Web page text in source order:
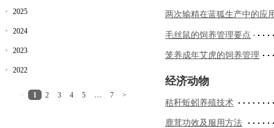
2025
2024
2023
2022
< 1 2 3 4 5 … 7 >
两次输精在蓝狐生产中的应
毛丝鼠的饲养管理要点
笼养成年艾虎的饲养管理
经济动物
秸秆蚯蚓养殖技术
鹿茸功效及服用方法